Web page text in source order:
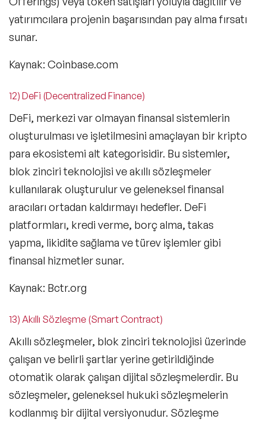
yatırımcılara projenin başarısından pay alma fırsatı
sunar.
Kaynak: Coinbase.com
12) DeFi (Decentralized Finance)
DeFi, merkezi var olmayan finansal sistemlerin
oluşturulması ve işletilmesini amaçlayan bir kripto
para ekosistemi alt kategorisidir. Bu sistemler,
blok zinciri teknolojisi ve akıllı sözleşmeler
kullanılarak oluşturulur ve geleneksel finansal
aracıları ortadan kaldırmayı hedefler. DeFi
platformları, kredi verme, borç alma, takas
yapma, likidite sağlama ve türev işlemler gibi
finansal hizmetler sunar.
Kaynak: Bctr.org
13) Akıllı Sözleşme (Smart Contract)
Akıllı sözleşmeler, blok zinciri teknolojisi üzerinde
çalışan ve belirli şartlar yerine getirildiğinde
otomatik olarak çalışan dijital sözleşmelerdir. Bu
sözleşmeler, geleneksel hukuki sözleşmelerin
kodlanmış bir dijital versiyonudur. Sözleşme